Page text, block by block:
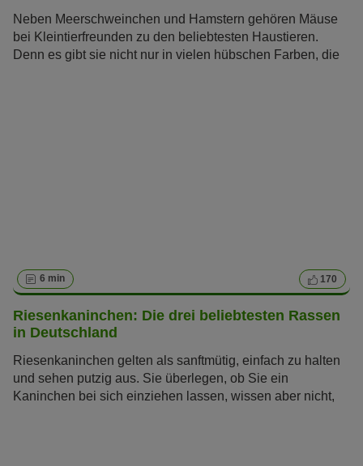
Neben Meerschweinchen und Hamstern gehören Mäuse
bei Kleintierfreunden zu den beliebtesten Haustieren.
Denn es gibt sie nicht nur in vielen hübschen Farben, die
6 min 170
Riesenkaninchen: Die drei beliebtesten Rassen
in Deutschland
Riesenkaninchen gelten als sanftmütig, einfach zu halten
und sehen putzig aus. Sie überlegen, ob Sie ein
Kaninchen bei sich einziehen lassen, wissen aber nicht,